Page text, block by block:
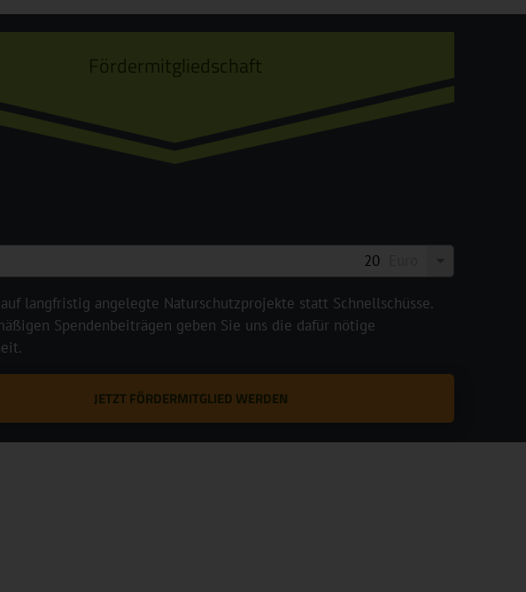
Fördermitgliedschaft
langfristig angelegte Naturschutzprojekte statt Schnellschüsse.
Spendenbeiträgen geben Sie uns die dafür nötige
JETZT FÖRDERMITGLIED WERDEN